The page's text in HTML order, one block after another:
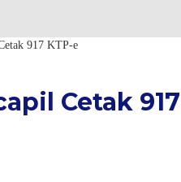
917 KTP-e
Cetak